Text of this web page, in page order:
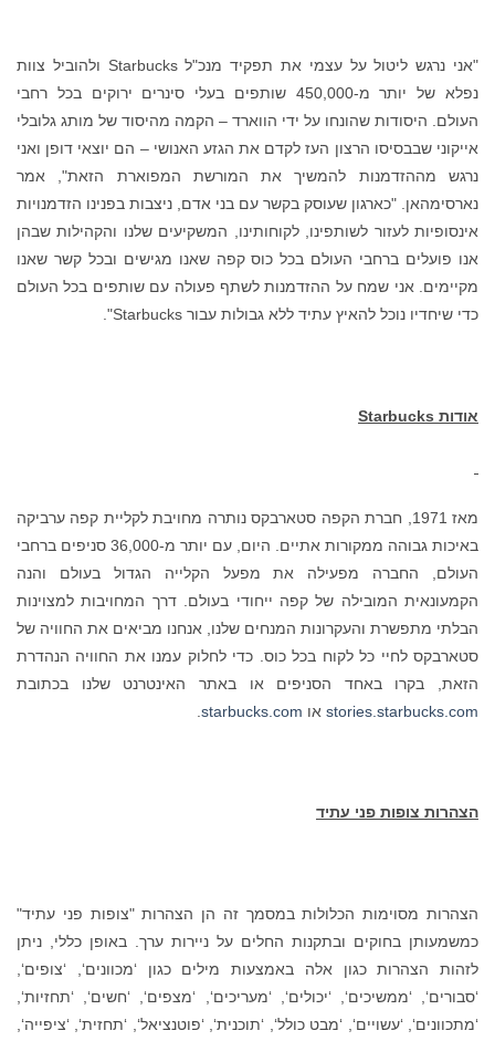
"אני נרגש ליטול על עצמי את תפקיד מנכ"ל Starbucks ולהוביל צוות
נפלא של יותר מ-450,000 שותפים בעלי סינרים ירוקים בכל רחבי
העולם. היסודות שהונחו על ידי הווארד – הקמה מהיסוד של מותג גלובלי
אייקוני שבבסיסו הרצון העז לקדם את הגזע האנושי – הם יוצאי דופן ואני
נרגש מההזדמנות להמשיך את המורשת המפוארת הזאת", אמר
נארסימהאן. "כארגון שעוסק בקשר עם בני אדם, ניצבות בפנינו הזדמנויות
אינסופיות לעזור לשותפינו, לקוחותינו, המשקיעים שלנו והקהילות שבהן
אנו פועלים ברחבי העולם בכל כוס קפה שאנו מגישים ובכל קשר שאנו
מקיימים. אני שמח על ההזדמנות לשתף פעולה עם שותפים בכל העולם
כדי שיחדיו נוכל להאיץ עתיד ללא גבולות עבור Starbucks".
אודות Starbucks
מאז 1971, חברת הקפה סטארבקס נותרה מחויבת לקליית קפה ערביקה
באיכות גבוהה ממקורות אתיים. היום, עם יותר מ-36,000 סניפים ברחבי
העולם, החברה מפעילה את מפעל הקלייה הגדול בעולם והנה
הקמעונאית המובילה של קפה ייחודי בעולם. דרך המחויבות למצוינות
הבלתי מתפשרת והעקרונות המנחים שלנו, אנחנו מביאים את החוויה של
סטארבקס לחיי כל לקוח בכל כוס. כדי לחלוק עמנו את החוויה הנהדרת
הזאת, בקרו באחד הסניפים או באתר האינטרנט שלנו בכתובת
stories.starbucks.com או starbucks.com
הצהרות צופות פני עתיד
הצהרות מסוימות הכלולות במסמך זה הן הצהרות "צופות פני עתיד"
כמשמעותן בחוקים ובתקנות החלים על ניירות ערך. באופן כללי, ניתן
לזהות הצהרות כגון אלה באמצעות מילים כגון ‘מכוונים‘, ‘צופים‘,
‘סבורים‘, ‘ממשיכים‘, ‘יכולים‘, ‘מעריכים‘, ‘מצפים‘, ‘חשים‘, ‘תחזיות‘,
‘מתכוונים‘, ‘עשויים‘, ‘מבט כולל‘, ‘תוכנית‘, ‘פוטנציאל‘, ‘תחזית‘, ‘ציפייה‘,